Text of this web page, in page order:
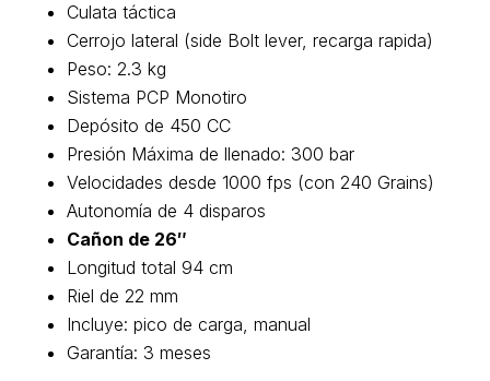
Culata táctica
Cerrojo lateral (side Bolt lever, recarga rapida)
Peso: 2.3 kg
Sistema PCP Monotiro
Depósito de 450 CC
Presión Máxima de llenado: 300 bar
Velocidades desde 1000 fps (con 240 Grains)
Autonomía de 4 disparos
Cañon de 26″
Longitud total 94 cm
Riel de 22 mm
Incluye: pico de carga, manual
Garantía: 3 meses